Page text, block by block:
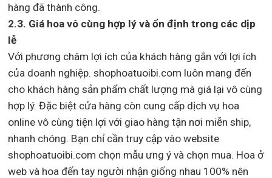
hàng đã thành công.
2.3. Giá hoa vô cùng hợp lý và ổn định trong các dịp
lễ
Với phương châm lợi ích của khách hàng gắn với lợi ích
của doanh nghiệp. shophoatuoibi.com luôn mang đến
cho khách hàng sản phẩm chất lượng mà giá lại vô cùng
hợp lý. Đặc biệt cửa hàng còn cung cấp dịch vụ hoa
online vô cùng tiện lợi với giao hàng tận nơi miễn ship,
nhanh chóng. Bạn chỉ cần truy cập vào website
shophoatuoibi.com chọn mẫu ưng ý và chọn mua. Hoa ở
web và hoa đến tay người nhận giống nhau 100% nên